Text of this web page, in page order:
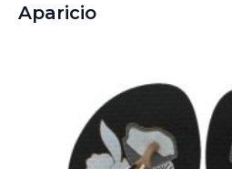
Aparicio